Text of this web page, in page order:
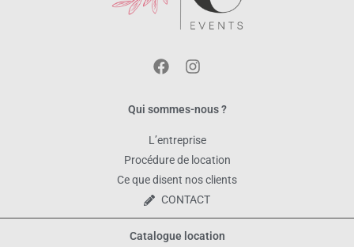
Qui sommes-nous ?
L’entreprise
Procédure de location
Ce que disent nos clients
CONTACT
Catalogue location